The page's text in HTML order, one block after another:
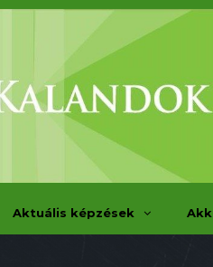
Aktuális képzések